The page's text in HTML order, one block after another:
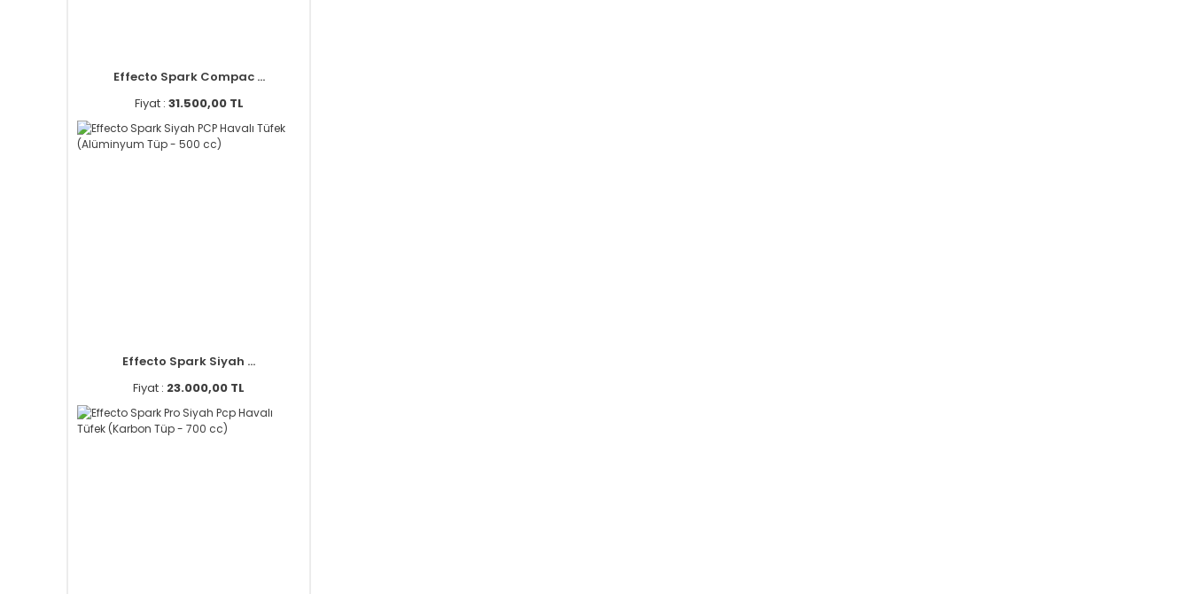
Effecto Spark Compac ...
Fiyat : 31.500,00 TL
Effecto Spark Siyah ...
Fiyat : 23.000,00 TL